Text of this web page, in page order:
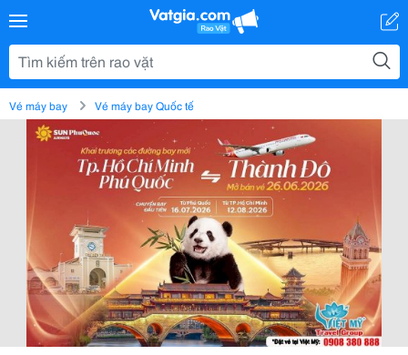
Vé máy bay Vé máy bay Quốc tế